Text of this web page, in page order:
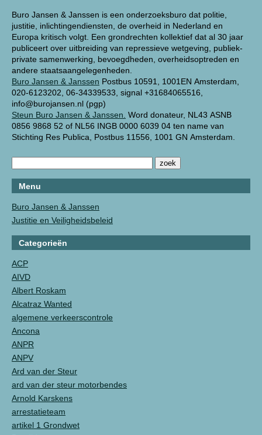
Buro Jansen & Janssen is een onderzoeksburo dat politie,
justitie, inlichtingendiensten, de overheid in Nederland en
Europa kritisch volgt. Een grondrechten kollektief dat al 30 jaar
publiceert over uitbreiding van repressieve wetgeving, publiek-
private samenwerking, bevoegdheden, overheidsoptreden en
andere staatsaangelegenheden.
Buro Jansen & Janssen Postbus 10591, 1001EN Amsterdam,
020-6123202, 06-34339533, signal +31684065516,
info@burojansen.nl (pgp)
Steun Buro Jansen & Janssen. Word donateur, NL43 ASNB
0856 9868 52 of NL56 INGB 0000 6039 04 ten name van
Stichting Res Publica, Postbus 11556, 1001 GN Amsterdam.
Menu
Buro Jansen & Janssen
Justitie en Veiligheidsbeleid
Categorieën
ACP
AIVD
Albert Roskam
Alcatraz Wanted
algemene verkeerscontrole
Ancona
ANPR
ANPV
Ard van der Steur
ard van der steur motorbendes
Arnold Karskens
arrestatieteam
artikel 1 Grondwet